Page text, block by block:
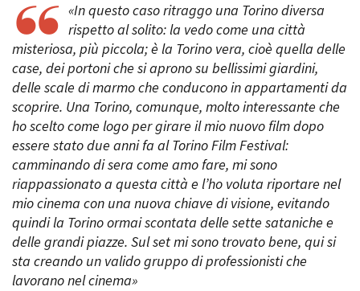
Whistleblowing
Credits
«In questo caso ritraggo una Torino diversa
rispetto al solito: la vedo come una città
misteriosa, più piccola; è la Torino vera, cioè quella delle
case, dei portoni che si aprono su bellissimi giardini,
delle scale di marmo che conducono in appartamenti da
scoprire. Una Torino, comunque, molto interessante che
ho scelto come logo per girare il mio nuovo film dopo
essere stato due anni fa al Torino Film Festival:
camminando di sera come amo fare, mi sono
riappassionato a questa città e l’ho voluta riportare nel
mio cinema con una nuova chiave di visione, evitando
quindi la Torino ormai scontata delle sette sataniche e
delle grandi piazze. Sul set mi sono trovato bene, qui si
sta creando un valido gruppo di professionisti che
lavorano nel cinema»